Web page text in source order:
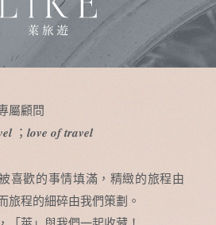
屬顧問
；𝒍𝒐𝒗𝒆 𝒐𝒇 𝒕𝒓𝒂𝒗𝒆𝒍
喜歡的事情填滿，精緻的旅程由
旅程的細碎由我們策劃。